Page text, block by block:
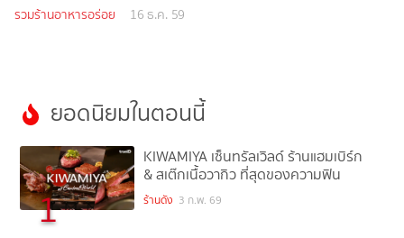
รวมร้านอาหารอร่อย 16 ธ.ค. 59
ยอดนิยมในตอนนี้
1
KIWAMIYA เซ็นทรัลเวิลด์ ร้านแฮมเบิร์ก
& สเต๊กเนื้อวากิว ที่สุดของความฟิน
ร้านดัง 3 ก.พ. 69